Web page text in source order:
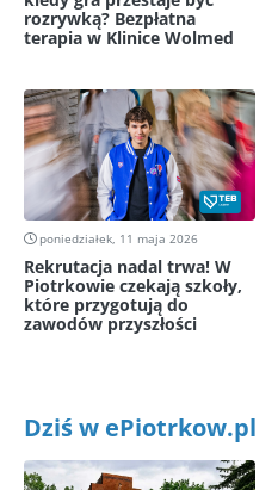
rozrywką? Bezpłatna
terapia w Klinice Wolmed
poniedziałek, 11 maja 2026
Rekrutacja nadal trwa! W
Piotrkowie czekają szkoły,
które przygotują do
zawodów przyszłości
Dziś w ePiotrkow.pl